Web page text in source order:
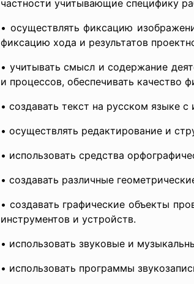
частности учитывающие специфику
• осуществлять фиксацию
фиксацию хода и результатов
• учитывать смысл и содержание
и процессов, обеспечивать качество
• создавать текст на русском языке
• осуществлять редактирование и
• использовать средства
• создавать различные
• создавать графические объекты
инструментов и устройств.
• использовать звуковые и
• использовать программы